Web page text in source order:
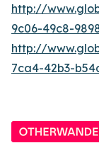
http://
9c06-49c8-
http://
7ca4-42b3-